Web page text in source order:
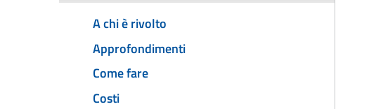
A chi è rivolto
Approfondimenti
Come fare
Costi